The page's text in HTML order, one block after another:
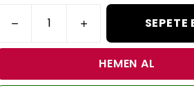
SEPETE
HEMEN AL